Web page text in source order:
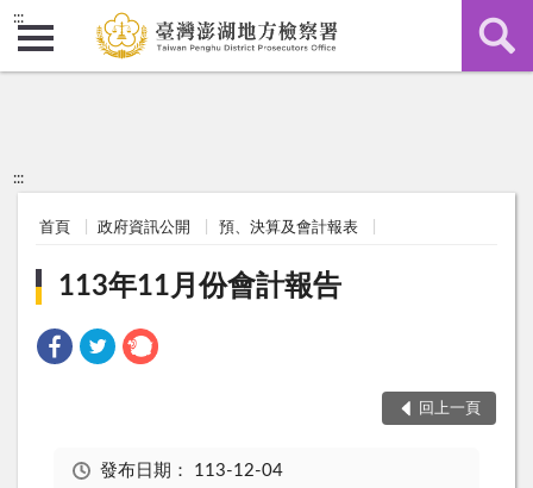
:::
:::
首頁 政府資訊公開 預、決算及會計報表
113年11月份會計報告
回上一頁
發布日期： 113-12-04